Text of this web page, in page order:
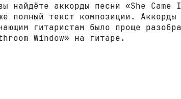
найдёте аккорды песни «She Came
полный текст композиции.
гитаристам было проще
Window» на гитаре.